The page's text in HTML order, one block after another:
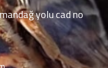
yolu cad no